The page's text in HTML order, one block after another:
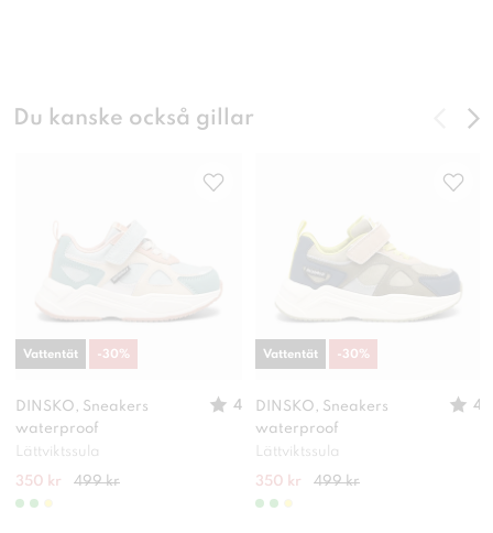
Du kanske också gillar
DINSKO, Sneakers
waterproof
4
Lättviktssula
350 kr 499 kr
Vattentät -30%
DINSKO, Sneakers
waterproof
4
Lättviktssula
350 kr 499 kr
Vattentät -30%